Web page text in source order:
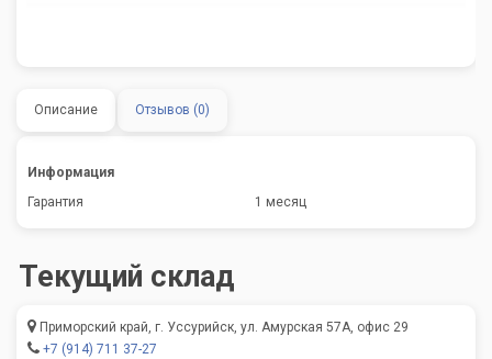
Описание Отзывов (0)
Информация
Гарантия
1 месяц
Текущий склад
Приморский край, г. Уссурийск, ул. Амурская 57А, офис 29
+7 (914) 711 37-27